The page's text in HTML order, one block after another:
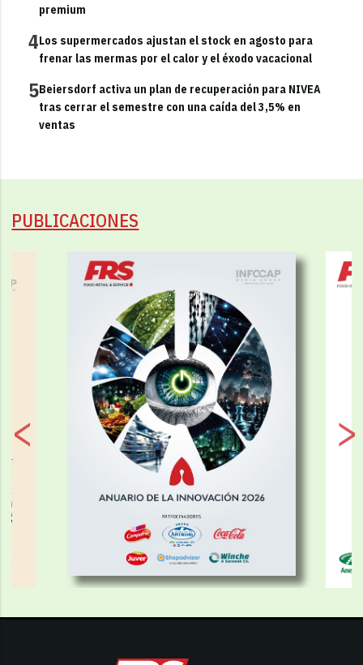
premium
4Los supermercados ajustan el stock en agosto para
frenar las mermas por el calor y el éxodo vacacional
5Beiersdorf activa un plan de recuperación para NIVEA
tras cerrar el semestre con una caída del 3,5% en
ventas
PUBLICACIONES